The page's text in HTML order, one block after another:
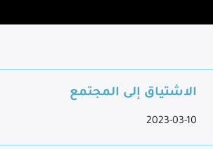
الاشتياق إلى المجتمع
2023-03-10